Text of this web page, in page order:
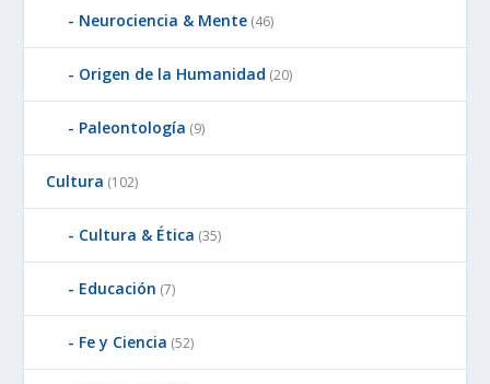
Neurociencia & Mente (46)
Origen de la Humanidad (20)
Paleontología (9)
Cultura (102)
Cultura & Ética (35)
Educación (7)
Fe y Ciencia (52)